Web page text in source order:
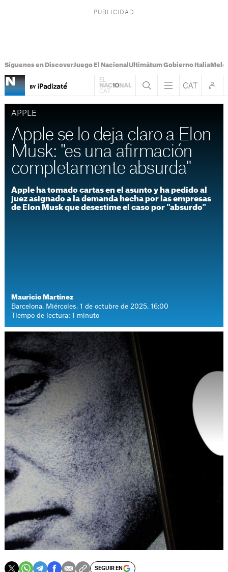
Síguenos en DiscoverJuego El Nacional Ultimátum Gobierno Italia
APPLE
Apple se lo deja claro a Elon
Musk: "es una afirmación
completamente absurda"
Apple ha tomado cartas en el asunto y ha pedido al
juez asignado a la demanda hecha por las empresas
de Elon Musk que desestime el caso por "absurdo"
Mauricio Martínez
Barcelona. Miércoles, 1 de octubre de 2025. 16:00
Tiempo de lectura: 1 minuto
SEGUIR EN